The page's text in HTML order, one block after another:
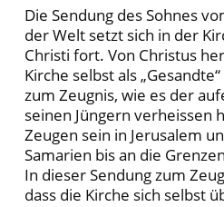
Die Sendung des Sohnes
der Welt setzt sich in der
Christi fort. Von Christus
Kirche selbst als
zum Zeugnis, wie es der
seinen Jüngern verheissen
Zeugen sein in Jerusalem
Samarien bis an die
In dieser Sendung zum
dass die Kirche sich selbst